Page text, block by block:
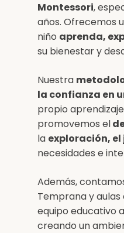
Montessori,
años. Ofrecemos
niño aprenda,
su bienestar y
Nuestra
la confianza en
propio
promovemos el
la exploración,
necesidades e
Además,
Temprana y
equipo educativo
creando un